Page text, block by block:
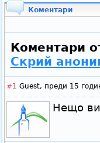
Коментари
Коментари
Скрий
#1 Guest, преди 15
Нещо